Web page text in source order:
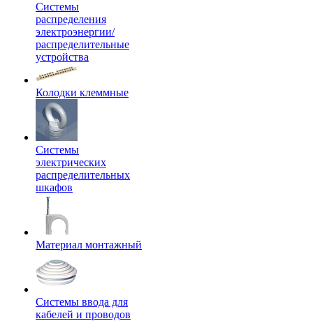
Системы
распределения
электроэнергии/
распределительные
устройства
Колодки клеммные
Системы
электрических
распределительных
шкафов
Материал монтажный
Системы ввода для
кабелей и проводов